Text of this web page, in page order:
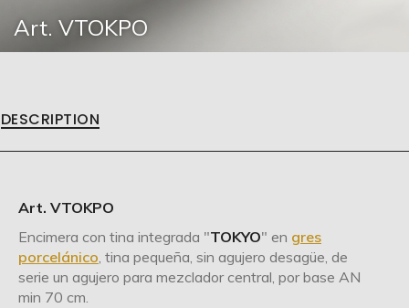
Art. VTOKPO
DESCRIPTION
Art. VTOKPO
Encimera con tina integrada "TOKYO" en gres
porcelánico, tina pequeña, sin agujero desagüe, de
serie un agujero para mezclador central, por base AN
min 70 cm.